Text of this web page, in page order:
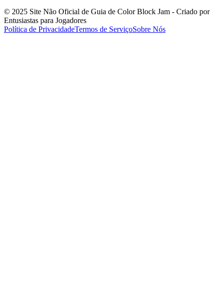
© 2025 Site Não Oficial de Guia de Color Block Jam - Criado por
Entusiastas para Jogadores
Política de PrivacidadeTermos de ServiçoSobre Nós